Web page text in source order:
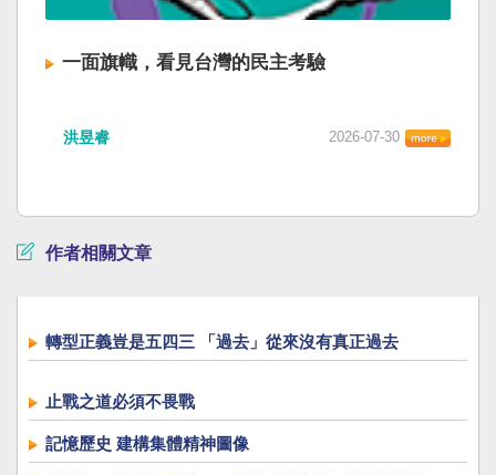
一面旗幟，看見台灣的民主考驗
洪昱睿 2026-07-30
作者相關文章
轉型正義豈是五四三 「過去」從來沒有真正過去
止戰之道必須不畏戰
記憶歷史 建構集體精神圖像